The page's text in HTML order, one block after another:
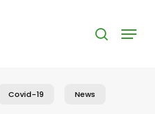
search
Menu
Covid-19 News